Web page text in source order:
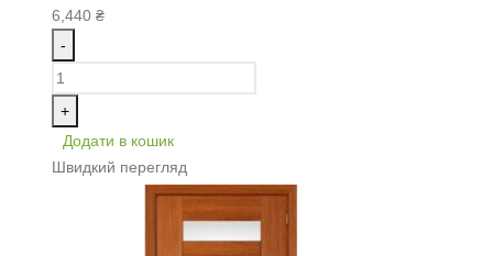
6,440 ₴
-
+
Додати в кошик
Швидкий перегляд